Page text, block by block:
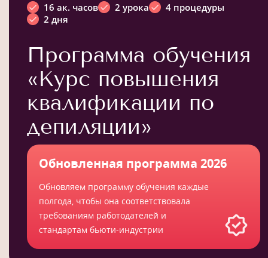
16 ак. часов 2 урока
4 процедуры
2 дня
Программа обучения
«Курс повышения
квалификации по
депиляции»
Обновленная программа 2026
Обновляем программу обучения каждые
полгода, чтобы она соответствовала
требованиям работодателей и
стандартам бьюти-индустрии